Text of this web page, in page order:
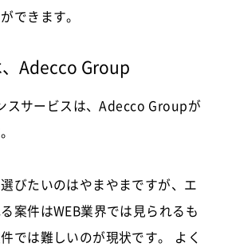
できます。
Adecco Group
スサービスは、Adecco Groupが
びたいのはやまやまですが、エ
案件はWEB業界では見られるも
では難しいのが現状です。 よく